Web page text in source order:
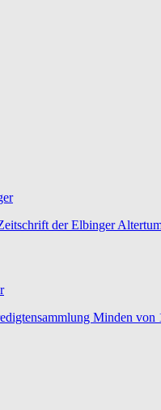
der Elbinger
Minden von